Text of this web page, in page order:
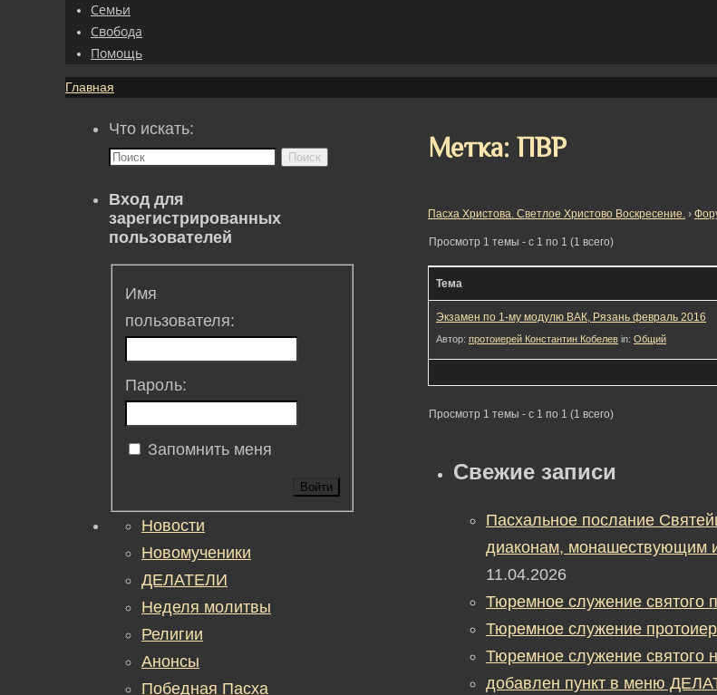
Семьи
Свобода
Помощь
Главная
Метка: ПВР
Пасха Христова. Светлое Христово Воскресение. ›
Просмотр 1 темы - с 1 по 1 (1 всего)
Тема
Экзамен по 1-му модулю ВАК, Рязань февраль 2016
Автор: протоиерей Константин Кобелев in: Общий
Просмотр 1 темы - с 1 по 1 (1 всего)
Свежие записи
Пасхальное послание
диаконам, монашествующим
11.04.2026
Тюремное служение святого
Тюремное служение
Тюремное служение святого
добавлен пункт в меню
Что искать:
Поиск
Вход для
зарегистрированных
пользователей
Имя
пользователя:
Пароль:
Запомнить меня
Войти
Новости
Новомученики
ДЕЛАТЕЛИ
Неделя молитвы
Религии
Анонсы
Победная Пасха